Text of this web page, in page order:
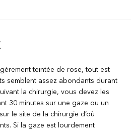
teintée de rose, tout est
semblent assez abondants durant
la chirurgie, vous devez les
30 minutes sur une gaze ou un
le site de la chirurgie d’où
Si la gaze est lourdement